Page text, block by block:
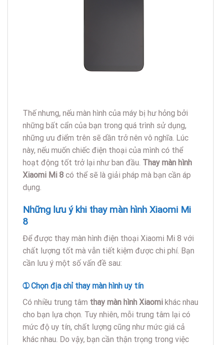
Thế nhưng, nếu màn hình của máy bị hư hỏng bởi
những bất cẩn của bạn trong quá trình sử dụng,
những ưu điểm trên sẽ dần trở nên vô nghĩa. Lúc
này, nếu muốn chiếc điện thoại của mình có thể
hoạt động tốt trở lại như ban đầu. Thay màn hình
Xiaomi Mi 8 có thể sẽ là giải pháp mà bạn cần áp
dụng.
Những lưu ý khi thay màn hình Xiaomi Mi
8
Để được thay màn hình điện thoại Xiaomi Mi 8 với
chất lượng tốt mà vẫn tiết kiệm được chi phí. Bạn
cần lưu ý một số vấn đề sau:
➀ Chọn địa chỉ thay màn hình uy tín
Có nhiều trung tâm thay màn hình Xiaomi khác nhau
cho bạn lựa chọn. Tuy nhiên, mỗi trung tâm lại có
mức độ uy tín, chất lượng cũng như mức giá cả
khác nhau. Do vậy, bạn cần thận trọng trong việc